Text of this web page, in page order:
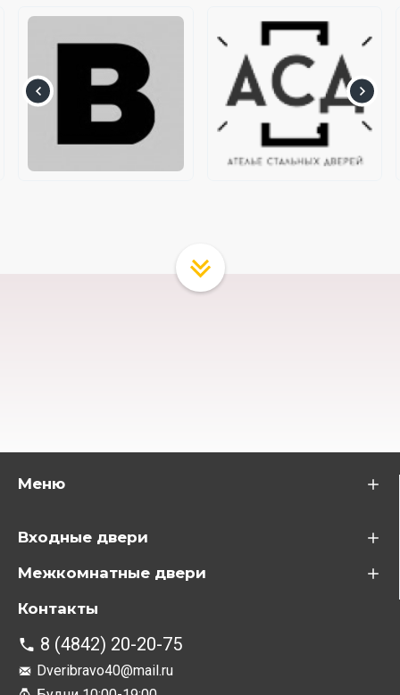
Меню
Входные двери
Межкомнатные двери
Контакты
8 (4842) 20-20-75
Dveribravo40@mail.ru